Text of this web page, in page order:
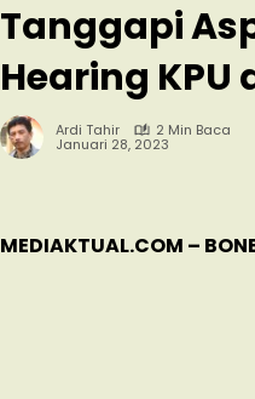
Tanggapi
Hearing KPU
Ardi Tahir 2 Min Baca
Januari 28, 2023
MEDIAKTUAL.COM –